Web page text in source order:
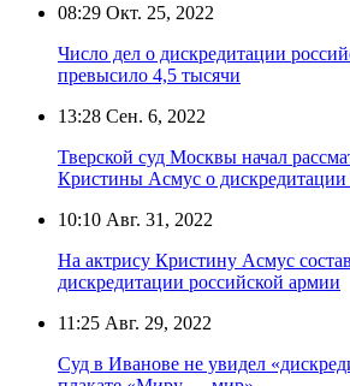
08:29 Окт. 25, 2022
Число дел о дискредитации
превысило 4,5 тысячи
13:28 Сен. 6, 2022
Тверской суд Москвы начал
Кристины Асмус о
10:10 Авг. 31, 2022
На актрису Кристину Асмус
дискредитации российской армии
11:25 Авг. 29, 2022
Суд в Иванове не увидел